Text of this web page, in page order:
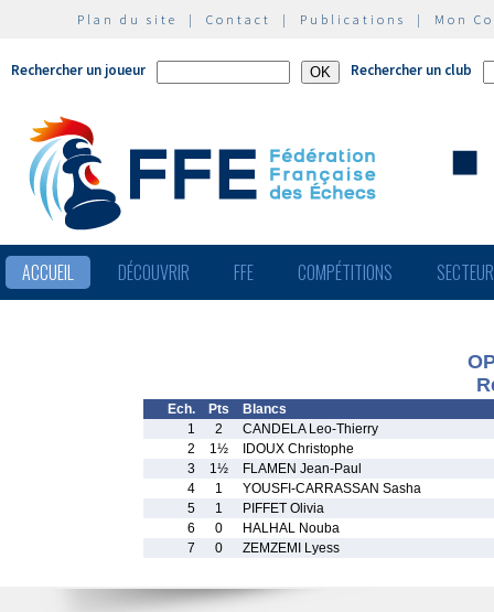
Plan du site | Contact | Publications | Mon
Rechercher un joueur Rechercher un club
ACCUEIL DÉCOUVRIR FFE COMPÉTITIONS
Ech. Pts
Blancs
1
2
CANDELA Leo-Thierry
2
1½
IDOUX Christophe
3
1½
FLAMEN Jean-Paul
4
1
YOUSFI-CARRASSAN Sasha
5
1
PIFFET Olivia
6
0
HALHAL Nouba
7
0 ZEMZEMI Lyess